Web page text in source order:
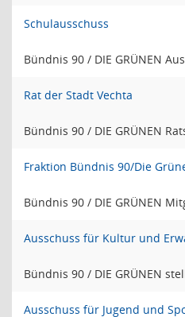
Schulausschuss
Bündnis 90 / DIE GRÜNEN
Rat der Stadt Vechta
Bündnis 90 / DIE GRÜNEN
Fraktion Bündnis 90/Die
Bündnis 90 / DIE GRÜNEN
Ausschuss für Kultur und
Bündnis 90 / DIE GRÜNEN
Ausschuss für Jugend und